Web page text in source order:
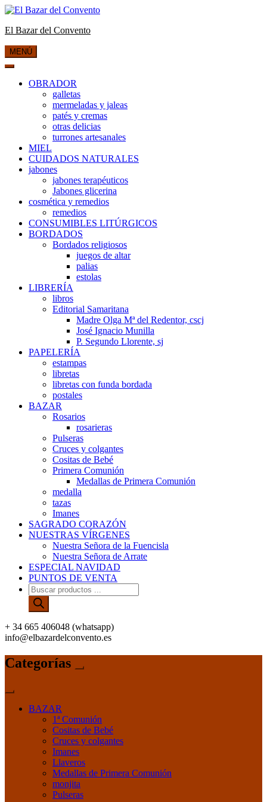
Saltar
contenido
El Bazar del Convento
MENÚ
OBRADOR
galletas
mermeladas y jaleas
patés y cremas
otras delicias
turrones artesanales
MIEL
CUIDADOS NATURALES
jabones
jabones terapéuticos
Jabones glicerina
cosmética y remedios
remedios
CONSUMIBLES LITÚRGICOS
BORDADOS
Bordados religiosos
juegos de altar
palias
estolas
LIBRERÍA
libros
Editorial Samaritana
Madre Olga Mª del Redentor, cscj
José Ignacio Munilla
P. Segundo Llorente, sj
PAPELERÍA
estampas
libretas
libretas con funda bordada
postales
BAZAR
Rosarios
rosarieras
Pulseras
Cruces y colgantes
Cositas de Bebé
Primera Comunión
Medallas de Primera Comunión
medalla
tazas
Imanes
SAGRADO CORAZÓN
NUESTRAS VÍRGENES
Nuestra Señora de la Fuencisla
Nuestra Señora de Arrate
ESPECIAL NAVIDAD
PUNTOS DE VENTA
Búsqueda
de
productos
+ 34 665 406048 (whatsapp)
info@elbazardelconvento.es
Categorías
BAZAR
1ª Comunión
Cositas de Bebé
Cruces y colgantes
Imanes
Llaveros
Medallas de Primera Comunión
monjita
Pulseras